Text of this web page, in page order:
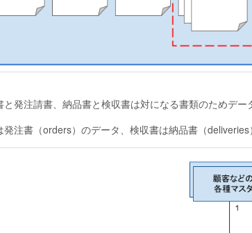
と発注請書、納品書と検収書は対になる書類のためデ
発注書（orders）のデータ、検収書は納品書（deliveries